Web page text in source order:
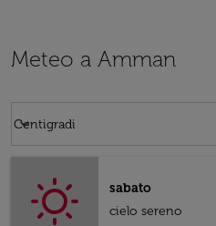
Meteo a Amman
Centigradi
keyboard_arrow_down
sabato
cielo sereno